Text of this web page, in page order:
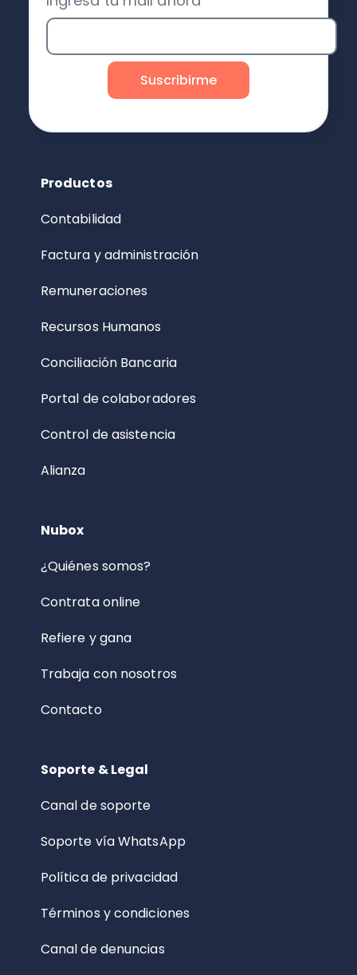
Productos
Contabilidad
Factura y administración
Remuneraciones
Recursos Humanos
Conciliación Bancaria
Portal de colaboradores
Control de asistencia
Alianza
Nubox
¿Quiénes somos?
Contrata online
Refiere y gana
Trabaja con nosotros
Contacto
Soporte & Legal
Canal de soporte
Soporte vía WhatsApp
Política de privacidad
Términos y condiciones
Canal de denuncias